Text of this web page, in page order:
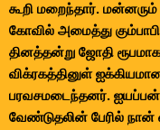
கூறி மறைந்தார்.
கோவில் அமைத்து
தினத்தன்று ஜோதி
விக்ரகத்தினுள்
பரவசமடைந்தனர்.
வேண்டுதலின் பேரில் நான்